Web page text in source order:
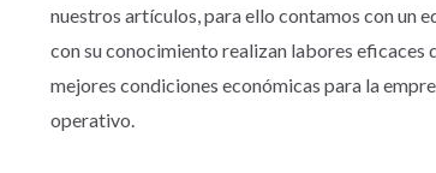
nuestros artículos, para ello contamos con un
con su conocimiento realizan labores eficaces
mejores condiciones económicas para la
operativo.